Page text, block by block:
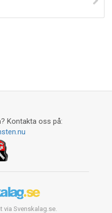
Kontakta oss på:
via Svenskalag.se.